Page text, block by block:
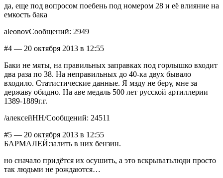
да, еще под вопросом поебень под номером 28 и её влияние на
емкость бака
aleonovСообщений: 2949
#4 — 20 октября 2013 в 12:55
Баки не мяты, на правильных заправках под горлышко входит
два раза по 38. На неправильных до 40-ка двух бывало
входило. Статистические данные. Я мзду не беру, мне за
державу обидно. На аве медаль 500 лет русской артиллерии
1389-1889г.г.
/алексейНН/Сообщений: 24511
#5 — 20 октября 2013 в 12:55
БАРМАЛЕЙ:залить в них бензин.
но сначало придётся их осушить, а это вскрыватьлюди просто
так людьми не рождаются…